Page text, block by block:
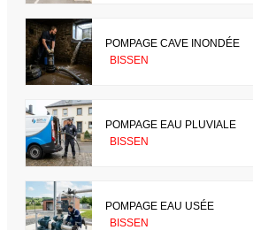
POMPAGE CAVE INONDÉE
BISSEN
POMPAGE EAU PLUVIALE
BISSEN
POMPAGE EAU USÉE
BISSEN